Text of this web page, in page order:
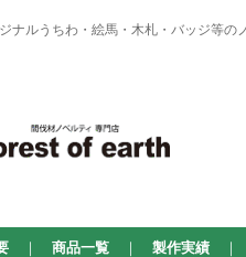
ジナルうちわ・絵馬・木札・バッジ
｜ 商品一覧 ｜ 製作実績 ｜